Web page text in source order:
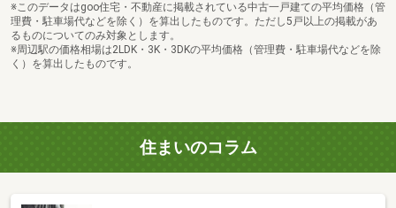
※このデータはgoo住宅・不動産に掲載されている中古一戸建ての平均価格（管
理費・駐車場代などを除く）を算出したものです。ただし5戸以上の掲載があ
るものについてのみ対象とします。
※周辺駅の価格相場は2LDK・3K・3DKの平均価格（管理費・駐車場代などを除
く）を算出したものです。
住まいのコラム